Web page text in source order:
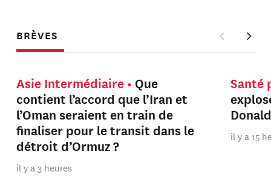
BRÈVES
Asie Intermédiaire
Que
contient l’accord que l’Iran et
l’Oman seraient en train de
finaliser pour le transit dans le
détroit d’Ormuz ?
il y a 3 heures
Santé
il y a 15